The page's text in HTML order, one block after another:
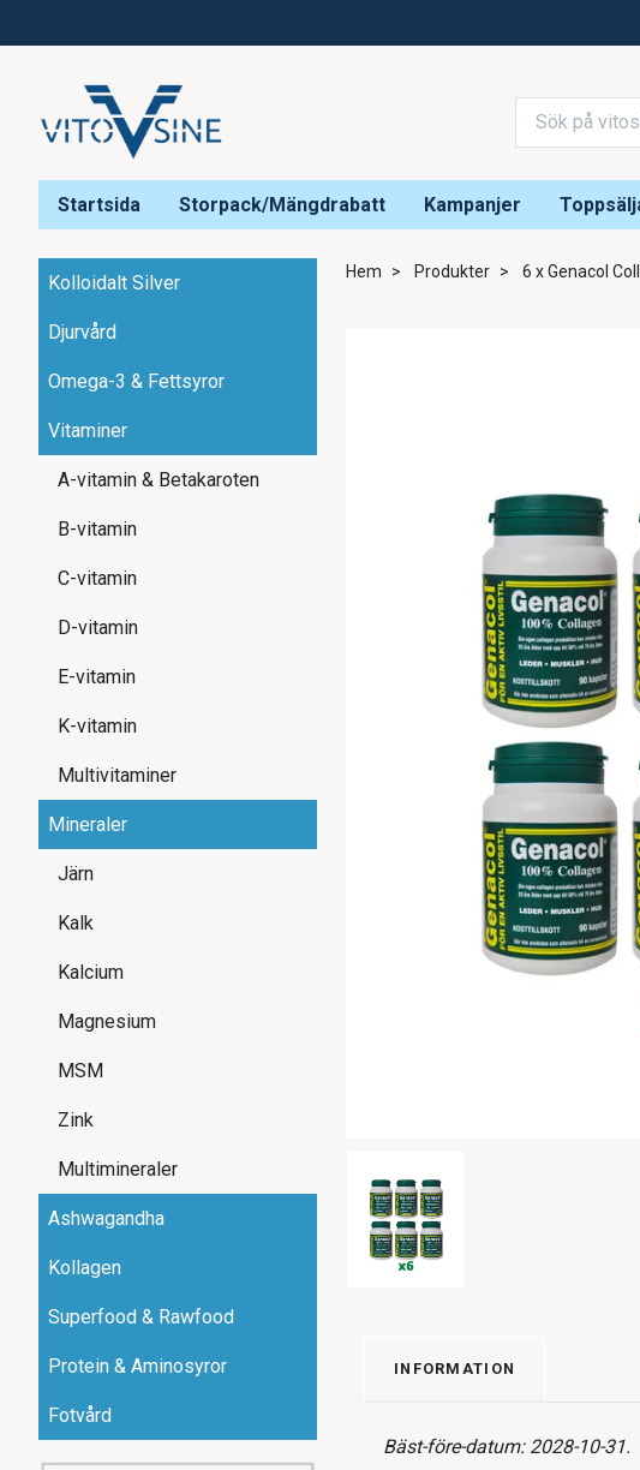
Startsida Storpack/Mängdrabatt Kampanjer
Kolloidalt Silver
Djurvård
Omega-3 & Fettsyror
Vitaminer
A-vitamin & Betakaroten
B-vitamin
C-vitamin
D-vitamin
E-vitamin
K-vitamin
Multivitaminer
Mineraler
Järn
Kalk
Kalcium
Magnesium
MSM
Zink
Multimineraler
Ashwagandha
Kollagen
Superfood & Rawfood
Protein & Aminosyror
Fotvård
Hem Produkter 6 x Genacol
INFORMATION
Bäst-före-datum: 2028-10-31.